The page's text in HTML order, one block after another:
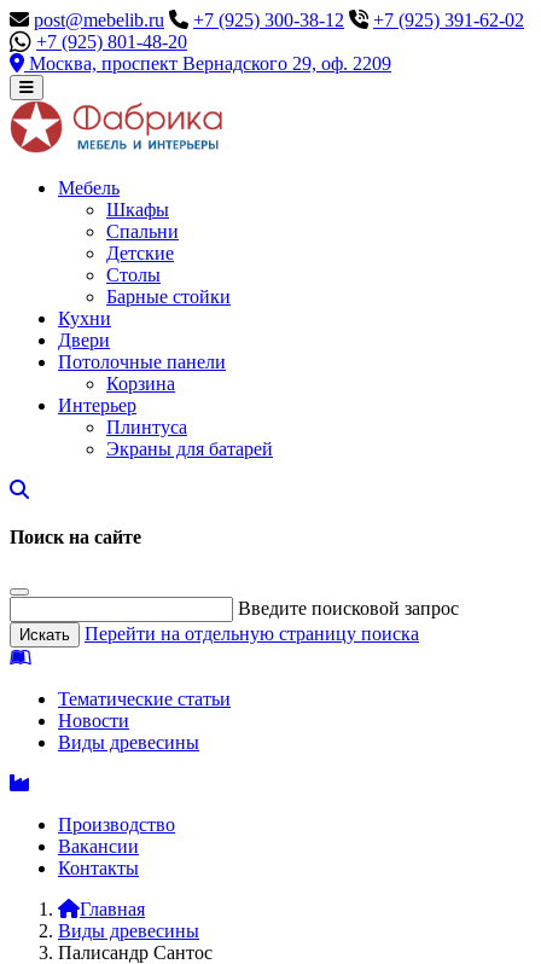
post@mebelib.ru +7 (925) 300-38-12
+7 (925) 391-62-02
+7 (925) 801-48-20
Москва, проспект Вернадского 29, оф. 2209
Мебель
Шкафы
Спальни
Детские
Столы
Барные стойки
Кухни
Двери
Потолочные панели
Корзина
Интерьер
Плинтуса
Экраны для батарей
Поиск на сайте
Введите поисковой запрос
Перейти на отдельную страницу поиска
Тематические статьи
Новости
Виды древесины
Производство
Вакансии
Контакты
Главная
Виды древесины
Палисандр Сантос